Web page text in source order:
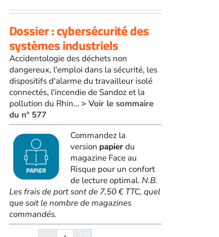
Dossier : cybersécurité des
systèmes industriels
Accidentologie des déchets non
dangereux, l'emploi dans la sécurité, les
dispositifs d'alarme du travailleur isolé
connectés, l'incendie de Sandoz et la
pollution du Rhin... > Voir le sommaire
du n° 577
Commandez la
version papierdu
magazine Face au
Risque pour un confort
de lecture optimal. N.B.
Les frais de port sont de 7,50 € TTC, quel
que soit le nombre de magazines
commandés.